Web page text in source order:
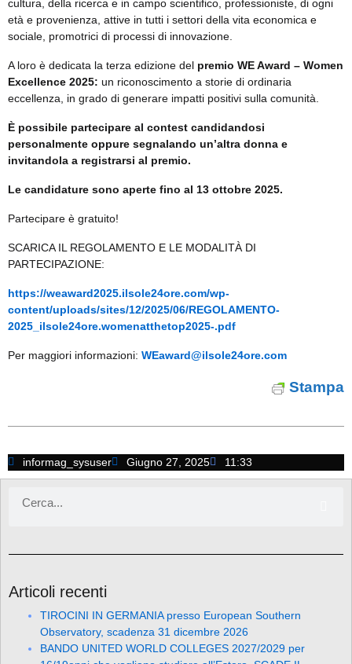
cultura, della ricerca e in campo scientifico, professioniste, di ogni
età e provenienza, attive in tutti i settori della vita economica e
sociale, promotrici di processi di innovazione.
A loro è dedicata la terza edizione del premio WE Award – Women
Excellence 2025: un riconoscimento a storie di ordinaria
eccellenza, in grado di generare impatti positivi sulla comunità.
È possibile partecipare al contest candidandosi
personalmente oppure segnalando un’altra donna e
invitandola a registrarsi al premio.
Le candidature sono aperte fino al 13 ottobre 2025.
Partecipare è gratuito!
SCARICA IL REGOLAMENTO E LE MODALITÀ DI
PARTECIPAZIONE:
https://weaward2025.ilsole24ore.com/wp-
content/uploads/sites/12/2025/06/REGOLAMENTO-
2025_ilsole24ore.womenatthetop2025-.pdf
Per maggiori informazioni: WEaward@ilsole24ore.com
Stampa
informag_sysuser Giugno 27, 2025 11:33
Articoli recenti
TIROCINI IN GERMANIA presso European Southern
Observatory, scadenza 31 dicembre 2026
BANDO UNITED WORLD COLLEGES 2027/2029 per